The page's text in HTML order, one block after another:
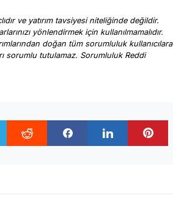
ve yatırım tavsiyesi niteliğinde değildir.
yönlendirmek için kullanılmamalıdır.
doğan tüm sorumluluk kullanıcılara
sorumlu tutulamaz. Sorumluluk Reddi